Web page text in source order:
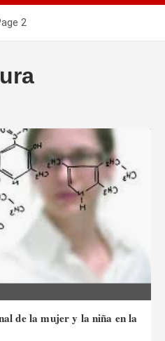
2
de la mujer y la niña en la